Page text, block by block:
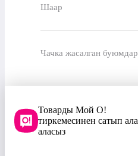
Шаар
Чачка жасалган буюмдар
Товарды Мой О!
тиркемесинен сатып ала
аласыз